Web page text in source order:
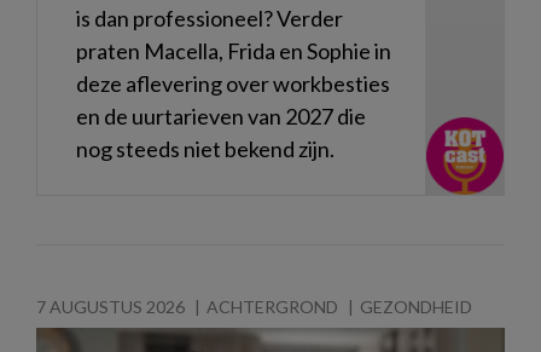
is dan professioneel? Verder
praten Macella, Frida en Sophie in
deze aflevering over workbesties
en de uurtarieven van 2027 die
nog steeds niet bekend zijn.
7 AUGUSTUS 2026 ACHTERGROND GEZONDHEID